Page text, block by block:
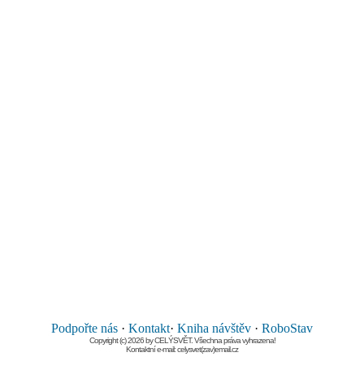
Podpořte nás · Kontakt· Kniha návštěv · RoboStav
Copyright (c) 2026 by CELÝSVĚT. Všechna práva vyhrazena!
Kontaktní e-mail: celysvet(zav)email.cz